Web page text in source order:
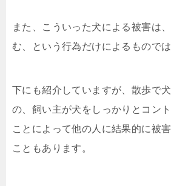
また、こういった犬による被害は
む、という行為だけによるものでは
下にも紹介していますが、散歩で
の、飼い主が犬をしっかりとコン
ことによって他の人に結果的に被
こともあります。